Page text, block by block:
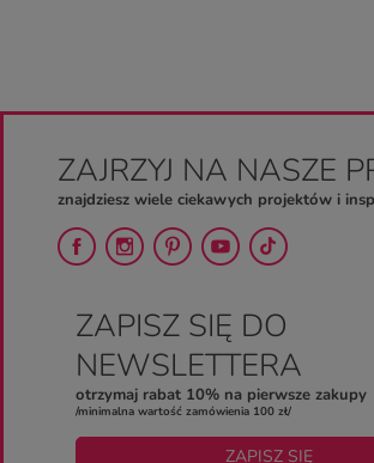
ZAJRZYJ NA NASZE
znajdziesz wiele ciekawych projektów i
ZAPISZ SIĘ DO
NEWSLETTERA
otrzymaj rabat 10% na pierwsze zakupy
/minimalna wartość zamówienia 100 zł/
ZAPISZ SIĘ